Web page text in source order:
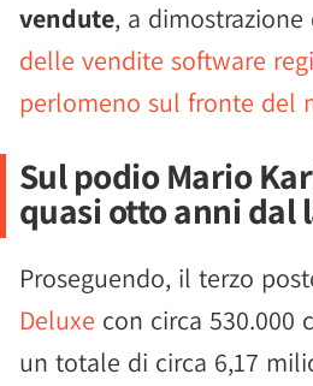
vendute, a dimostrazione
delle vendite software
perlomeno sul fronte del
Sul podio Mario
quasi otto anni dal
Proseguendo, il terzo
Deluxe con circa 530.000
un totale di circa 6,17